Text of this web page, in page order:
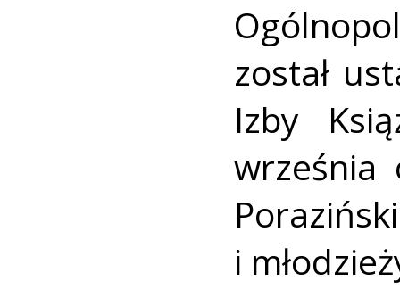
został
Izby
września
i